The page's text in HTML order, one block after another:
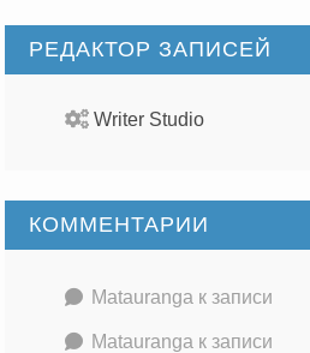
РЕДАКТОР ЗАПИСЕЙ
Writer Studio
КОММЕНТАРИИ
Matauranga к записи
Matauranga к записи